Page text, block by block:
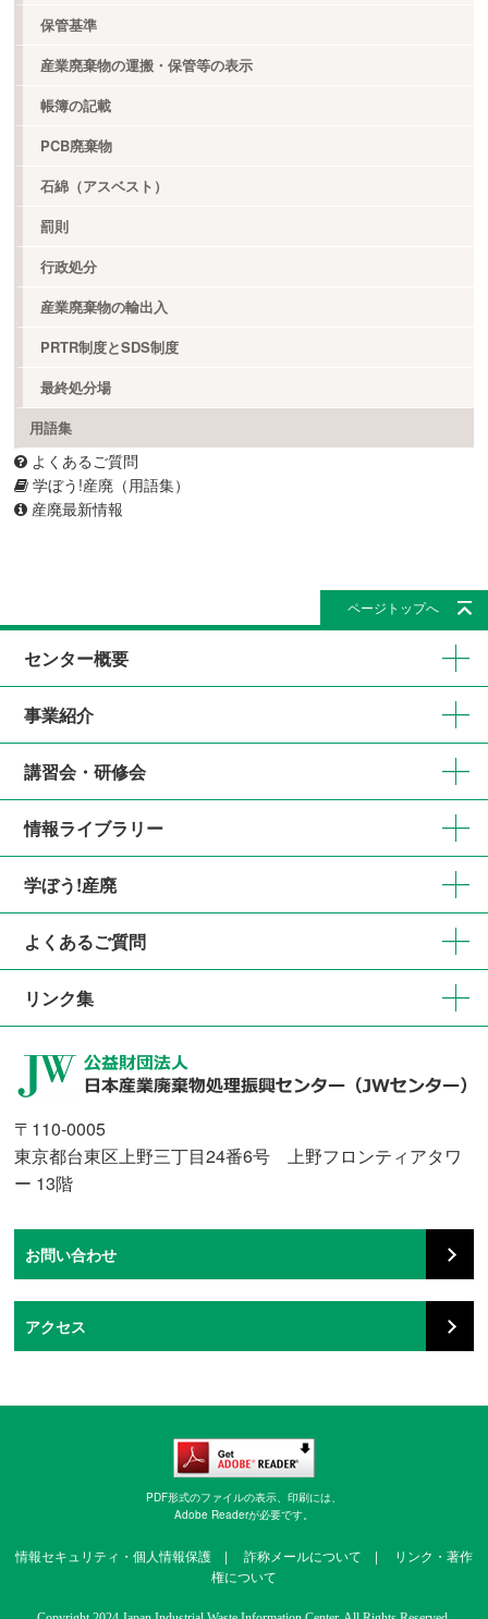
保管基準
産業廃棄物の運搬・保管等の表示
帳簿の記載
PCB廃棄物
石綿（アスベスト）
罰則
行政処分
産業廃棄物の輸出入
PRTR制度とSDS制度
最終処分場
用語集
よくあるご質問
学ぼう!産廃（用語集）
産廃最新情報
ページトップへ
センター概要
事業紹介
講習会・研修会
情報ライブラリー
学ぼう!産廃
よくあるご質問
リンク集
〒110-0005
東京都台東区上野三丁目24番6号 上野フロンティアタワ
ー 13階
お問い合わせ
アクセス
PDF形式のファイルの表示、印刷には、
Adobe Readerが必要です。
情報セキュリティ・個人情報保護 | 詐称メールについて |
リンク・著作
権について